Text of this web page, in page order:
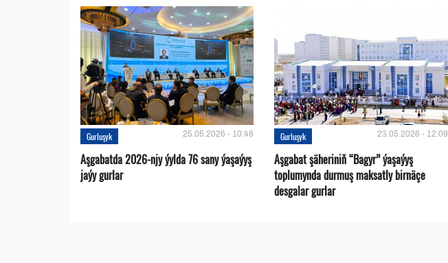
Gurluşyk 25.05.2026 - 10:48
Aşgabatda 2026-njy ýylda 76 sany ýaşaýyş
jaýy gurlar
Gurluşyk 23.05.2026 - 12:09
Aşgabat şäheriniň “Bagyr” ýaşaýyş
toplumynda durmuş maksatly birnäçe
desgalar gurlar